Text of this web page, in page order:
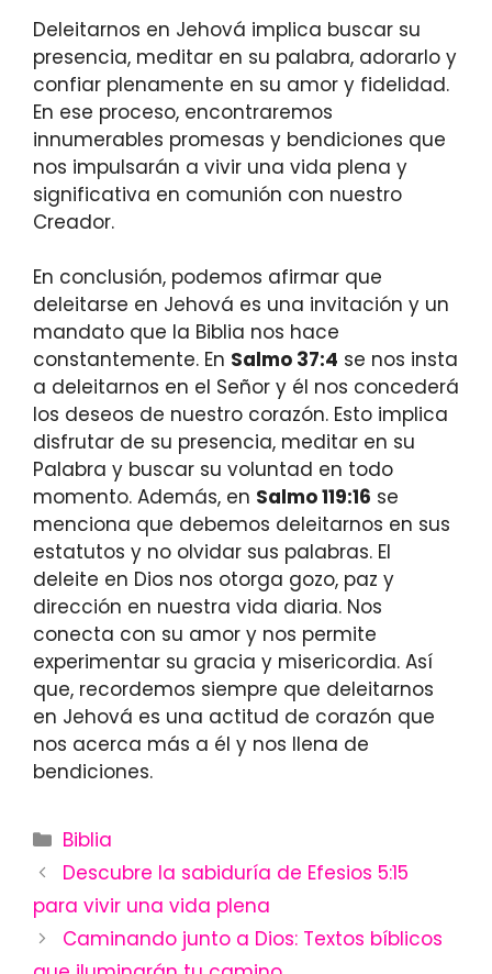
Deleitarnos en Jehová implica buscar su
presencia, meditar en su palabra, adorarlo y
confiar plenamente en su amor y fidelidad.
En ese proceso, encontraremos
innumerables promesas y bendiciones que
nos impulsarán a vivir una vida plena y
significativa en comunión con nuestro
Creador.
En conclusión, podemos afirmar que
deleitarse en Jehová es una invitación y un
mandato que la Biblia nos hace
constantemente. En Salmo 37:4 se nos insta
a deleitarnos en el Señor y él nos concederá
los deseos de nuestro corazón. Esto implica
disfrutar de su presencia, meditar en su
Palabra y buscar su voluntad en todo
momento. Además, en Salmo 119:16 se
menciona que debemos deleitarnos en sus
estatutos y no olvidar sus palabras. El
deleite en Dios nos otorga gozo, paz y
dirección en nuestra vida diaria. Nos
conecta con su amor y nos permite
experimentar su gracia y misericordia. Así
que, recordemos siempre que deleitarnos
en Jehová es una actitud de corazón que
nos acerca más a él y nos llena de
bendiciones.
Categories
Biblia
Descubre la sabiduría de Efesios 5:15
para vivir una vida plena
Caminando junto a Dios: Textos bíblicos